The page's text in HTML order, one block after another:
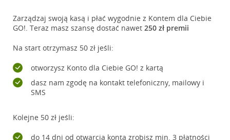
Zarządzaj swoją kasą i płać wygodnie z Kontem dla Ciebie
GO!. Teraz masz szansę dostać nawet 250 zł premii
Na start otrzymasz 50 zł jeśli:
otworzysz Konto dla Ciebie GO! z kartą
dasz nam zgodę na kontakt telefoniczny, mailowy i
SMS
Kolejne 50 zł jeśli:
do 14 dni od otwarcia konta zrobisz min. 3 płatności